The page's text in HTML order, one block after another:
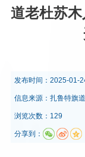
道老杜苏
发布时间： 2025-01-
信息来源： 扎鲁特旗
浏览次数：129
分享到：